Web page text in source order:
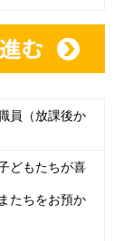
員（放課後か
どもたちが喜
たちをお預か